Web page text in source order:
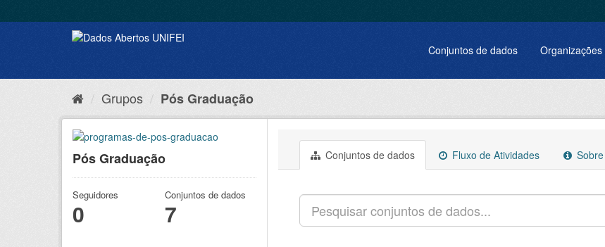
Conjuntos de dados Organizações
Grupos Pós Graduação
Pós Graduação
Seguidores
0
Conjuntos de dados
7
Conjuntos de dados Fluxo de Atividades Sobre